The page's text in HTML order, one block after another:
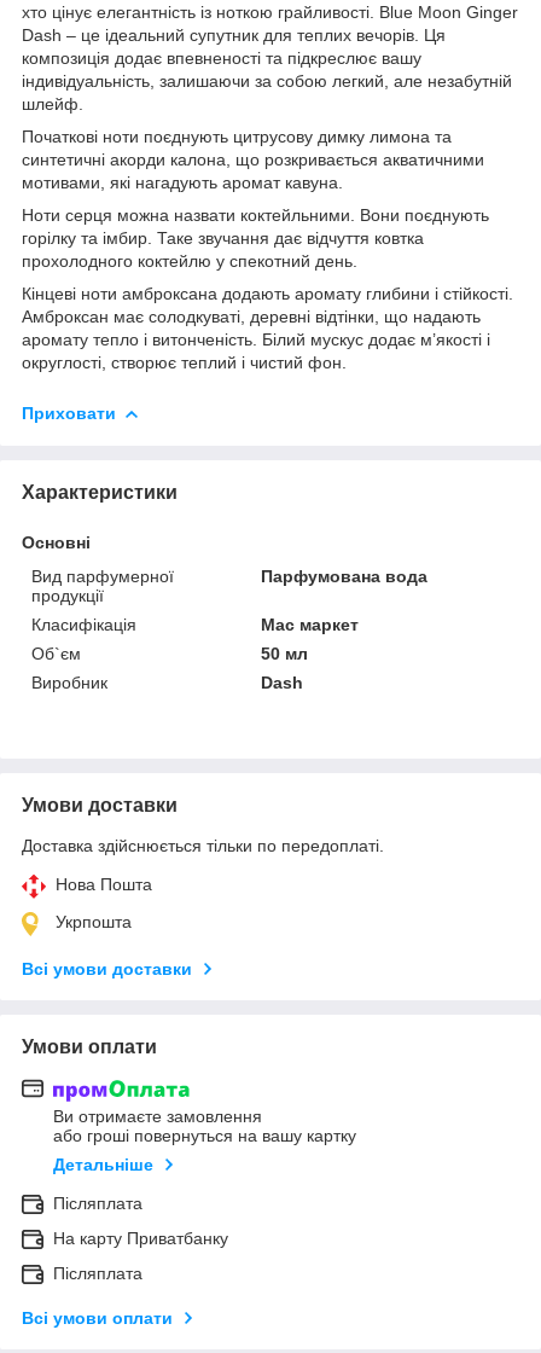
хто цінує елегантність із ноткою грайливості. Blue Moon Ginger
Dash – це ідеальний супутник для теплих вечорів. Ця
композиція додає впевненості та підкреслює вашу
індивідуальність, залишаючи за собою легкий, але незабутній
шлейф.
Початкові ноти поєднують цитрусову димку лимона та
синтетичні акорди калона, що розкривається акватичними
мотивами, які нагадують аромат кавуна.
Ноти серця можна назвати коктейльними. Вони поєднують
горілку та імбир. Таке звучання дає відчуття ковтка
прохолодного коктейлю у спекотний день.
Кінцеві ноти амброксана додають аромату глибини і стійкості.
Амброксан має солодкуваті, деревні відтінки, що надають
аромату тепло і витонченість. Білий мускус додає м’якості і
округлості, створює теплий і чистий фон.
Приховати
Характеристики
Основні
Вид парфумерної
продукції
Парфумована вода
Класифікація
Мас маркет
Об`єм
50 мл
Виробник
Dash
Умови доставки
Доставка здійснюється тільки по передоплаті.
Нова Пошта
Укрпошта
Всі умови доставки
Умови оплати
Ви отримаєте замовлення
або гроші повернуться на вашу картку
Детальніше
Післяплата
На карту Приватбанку
Післяплата
Всі умови оплати